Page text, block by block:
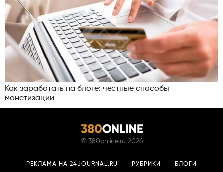
Как заработать на блоге: честные способы
монетизации
© 380online.ru 2026
РЕКЛАМА НА 24JOURNAL.RU РУБРИКИ БЛОГИ